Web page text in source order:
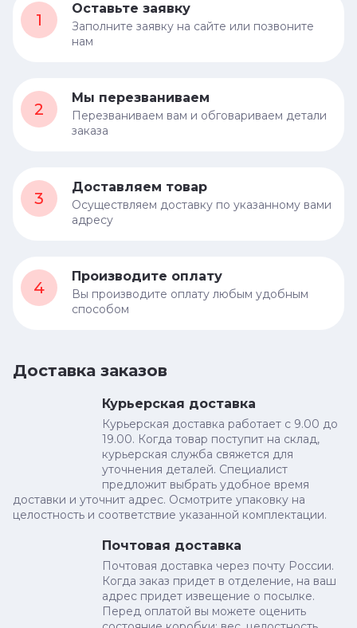
1
Оставьте заявку
Заполните заявку на сайте или позвоните
нам
2
Мы перезваниваем
Перезваниваем вам и обговариваем детали
заказа
3
Доставляем товар
Осуществляем доставку по указанному вами
адресу
4
Производите оплату
Вы производите оплату любым удобным
способом
Доставка заказов
Курьерская доставка
Курьерская доставка работает с 9.00 до
19.00. Когда товар поступит на склад,
курьерская служба свяжется для
уточнения деталей. Специалист
предложит выбрать удобное время
доставки и уточнит адрес. Осмотрите упаковку на
целостность и соответствие указанной комплектации.
Почтовая доставка
Почтовая доставка через почту России.
Когда заказ придет в отделение, на ваш
адрес придет извещение о посылке.
Перед оплатой вы можете оценить